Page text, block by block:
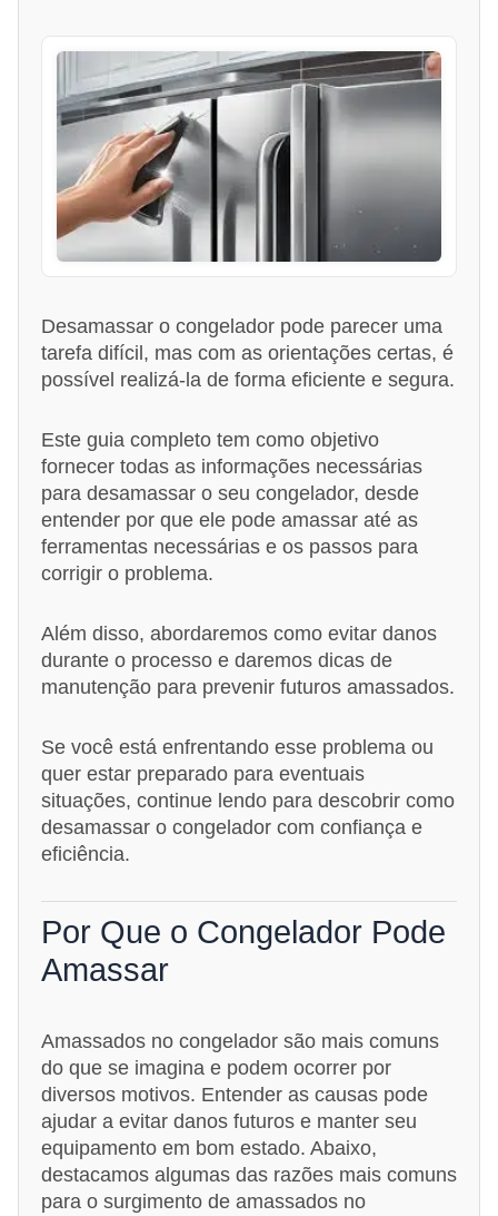
Desamassar o congelador pode parecer uma
tarefa difícil, mas com as orientações certas, é
possível realizá-la de forma eficiente e segura.
Este guia completo tem como objetivo
fornecer todas as informações necessárias
para desamassar o seu congelador, desde
entender por que ele pode amassar até as
ferramentas necessárias e os passos para
corrigir o problema.
Além disso, abordaremos como evitar danos
durante o processo e daremos dicas de
manutenção para prevenir futuros amassados.
Se você está enfrentando esse problema ou
quer estar preparado para eventuais
situações, continue lendo para descobrir como
desamassar o congelador com confiança e
eficiência.
Por Que o Congelador Pode
Amassar
Amassados no congelador são mais comuns
do que se imagina e podem ocorrer por
diversos motivos. Entender as causas pode
ajudar a evitar danos futuros e manter seu
equipamento em bom estado. Abaixo,
destacamos algumas das razões mais comuns
para o surgimento de amassados no